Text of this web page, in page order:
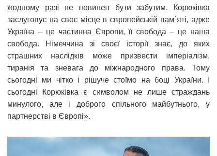
жодному разі не повинен бути забутим. Корюківка
заслуговує на своє місце в європейській пам`яті, адже
Україна – це частинна Європи, її свобода – це наша
свобода. Німеччина зі своєї історії знає, до яких
страшних наслідків може призвести імперіалізм,
тиранія та зневага до міжнародного права. Тому
сьогодні ми чітко і рішуче стоїмо на боці України. І
сьогодні Корюківка є символом не лише страждань
минулого, але і доброго спільного майбутнього, у
партнерстві в Європі».